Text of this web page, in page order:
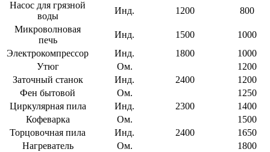
Насос для грязной
воды
Инд. 1200
800
Микроволновая
печь
Инд. 1500
1000
Электрокомпрессор
Инд. 1800
1000
Утюг
Ом.
1200
Заточный станок
Инд. 2400
1200
Фен бытовой
Ом.
1250
Циркулярная пила
Инд. 2300
1400
Кофеварка
Ом.
1500
Торцовочная пила
Инд. 2400
1650
Нагреватель
Ом.
1800